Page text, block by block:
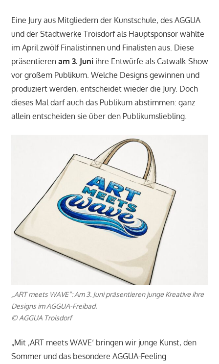
Eine Jury aus Mitgliedern der Kunstschule, des AGGUA
und der Stadtwerke Troisdorf als Hauptsponsor wählte
im April zwölf Finalistinnen und Finalisten aus. Diese
präsentieren am 3. Juniihre Entwürfe als Catwalk-Show
vor großem Publikum. Welche Designs gewinnen und
produziert werden, entscheidet wieder die Jury. Doch
dieses Mal darf auch das Publikum abstimmen: ganz
allein entscheiden sie über den Publikumsliebling.
„ART meets WAVE“: Am 3. Juni präsentieren junge Kreative ihre
Designs im AGGUA-Freibad.
© AGGUA Troisdorf
„Mit ‚ART meets WAVE‘ bringen wir junge Kunst, den
Sommer und das besondere AGGUA-Feeling